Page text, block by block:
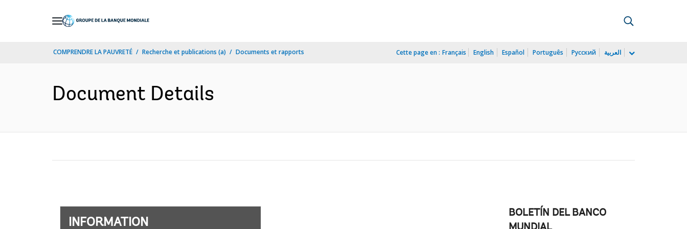
COMPRENDRE LA PAUVRETÉ Recherche et publications (a) Documents et rapports Cette page en : Français English Español Português Русский العربية
Document Details
INFORMATION
BOLETÍN DEL BANCO